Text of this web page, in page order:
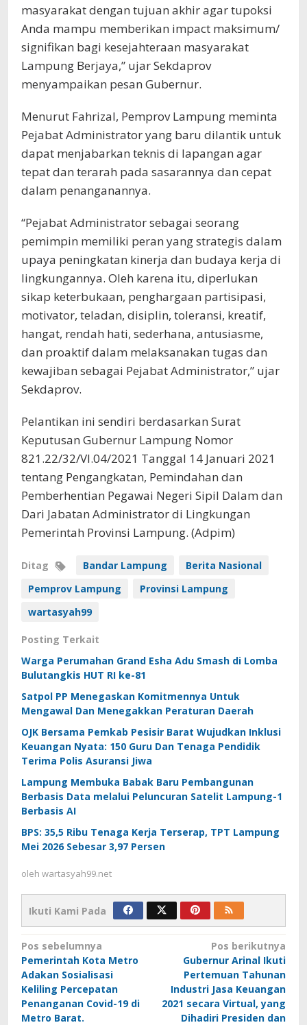
masyarakat dengan tujuan akhir agar tupoksi
Anda mampu memberikan impact maksimum/
signifikan bagi kesejahteraan masyarakat
Lampung Berjaya,” ujar Sekdaprov
menyampaikan pesan Gubernur.
Menurut Fahrizal, Pemprov Lampung meminta
Pejabat Administrator yang baru dilantik untuk
dapat menjabarkan teknis di lapangan agar
tepat dan terarah pada sasarannya dan cepat
dalam penanganannya.
“Pejabat Administrator sebagai seorang
pemimpin memiliki peran yang strategis dalam
upaya peningkatan kinerja dan budaya kerja di
lingkungannya. Oleh karena itu, diperlukan
sikap keterbukaan, penghargaan partisipasi,
motivator, teladan, disiplin, toleransi, kreatif,
hangat, rendah hati, sederhana, antusiasme,
dan proaktif dalam melaksanakan tugas dan
kewajiban sebagai Pejabat Administrator,” ujar
Sekdaprov.
Pelantikan ini sendiri berdasarkan Surat
Keputusan Gubernur Lampung Nomor
821.22/32/VI.04/2021 Tanggal 14 Januari 2021
tentang Pengangkatan, Pemindahan dan
Pemberhentian Pegawai Negeri Sipil Dalam dan
Dari Jabatan Administrator di Lingkungan
Pemerintah Provinsi Lampung. (Adpim)
Ditag Bandar Lampung
Berita Nasional
Pemprov Lampung
Provinsi Lampung
wartasyah99
Posting Terkait
Warga Perumahan Grand Esha Adu Smash di Lomba
Bulutangkis HUT RI ke-81
Satpol PP Menegaskan Komitmennya Untuk
Mengawal Dan Menegakkan Peraturan Daerah
OJK Bersama Pemkab Pesisir Barat Wujudkan Inklusi
Keuangan Nyata: 150 Guru Dan Tenaga Pendidik
Terima Polis Asuransi Jiwa
Lampung Membuka Babak Baru Pembangunan
Berbasis Data melalui Peluncuran Satelit Lampung-1
Berbasis AI
BPS: 35,5 Ribu Tenaga Kerja Terserap, TPT Lampung
Mei 2026 Sebesar 3,97 Persen
oleh wartasyah99.net
Ikuti Kami Pada
Navigasi
pos
Pos sebelumnya
Pemerintah Kota Metro
Adakan Sosialisasi
Keliling Percepatan
Penanganan Covid-19 di
Metro Barat.
Pos berikutnya
Gubernur Arinal Ikuti
Pertemuan Tahunan
Industri Jasa Keuangan
2021 secara Virtual, yang
Dihadiri Presiden dan